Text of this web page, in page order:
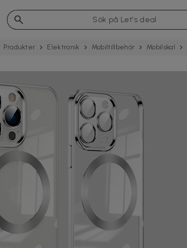
Produkter Elektronik Mobil­tillbehör Mobilskal